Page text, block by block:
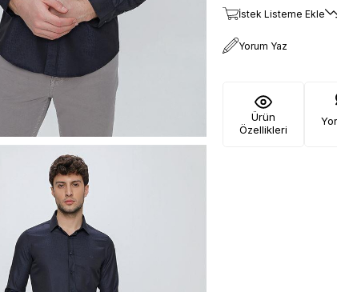
İstek Listeme Ekle
Yorum Yaz
Ürün
Özellikleri